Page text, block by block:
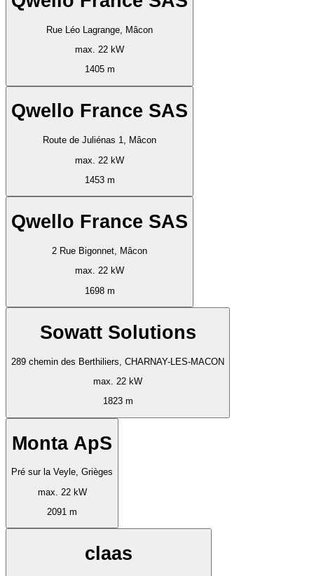
Rue Léo Lagrange, Mâcon
max. 22 kW
1405 m
Qwello France SAS
Route de Juliénas 1, Mâcon
max. 22 kW
1453 m
Qwello France SAS
2 Rue Bigonnet, Mâcon
max. 22 kW
1698 m
Sowatt Solutions
289 chemin des Berthiliers, CHARNAY-LES-MACON
max. 22 kW
1823 m
Monta ApS
Pré sur la Veyle, Grièges
max. 22 kW
2091 m
claas